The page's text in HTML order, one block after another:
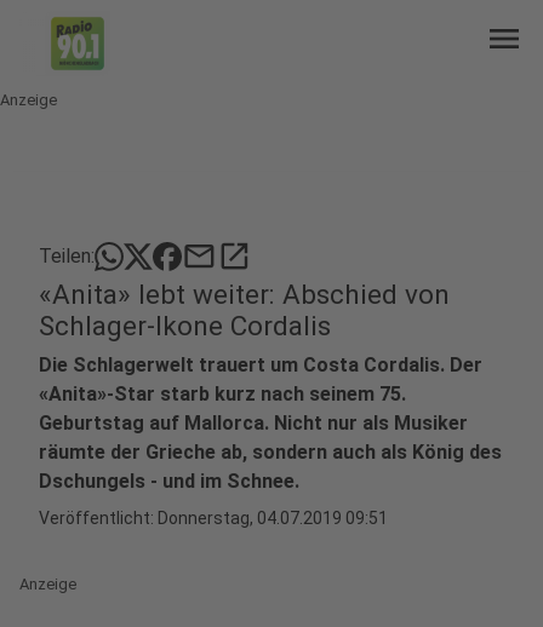
menu
Anzeige
Teilen: mailopen_in_new
«Anita» lebt weiter: Abschied von
Schlager-Ikone Cordalis
Die Schlagerwelt trauert um Costa Cordalis. Der
«Anita»-Star starb kurz nach seinem 75.
Geburtstag auf Mallorca. Nicht nur als Musiker
räumte der Grieche ab, sondern auch als König des
Dschungels - und im Schnee.
Veröffentlicht: Donnerstag, 04.07.2019 09:51
Anzeige